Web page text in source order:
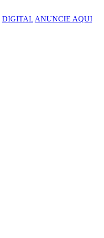
DIGITAL ANUNCIE AQUI